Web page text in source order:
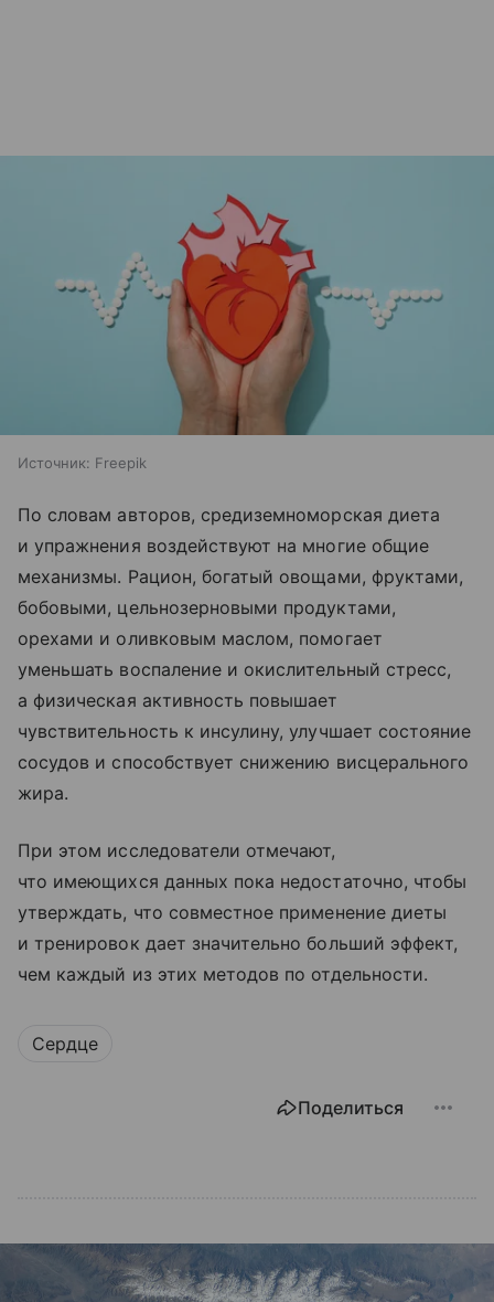
Источник: Freepik
По словам авторов, средиземноморская диета
и упражнения воздействуют на многие общие
механизмы. Рацион, богатый овощами, фруктами,
бобовыми, цельнозерновыми продуктами,
орехами и оливковым маслом, помогает
уменьшать воспаление и окислительный стресс,
а физическая активность повышает
чувствительность к инсулину, улучшает состояние
сосудов и способствует снижению висцерального
жира.
При этом исследователи отмечают,
что имеющихся данных пока недостаточно, чтобы
утверждать, что совместное применение диеты
и тренировок дает значительно больший эффект,
чем каждый из этих методов по отдельности.
Сердце
Поделиться